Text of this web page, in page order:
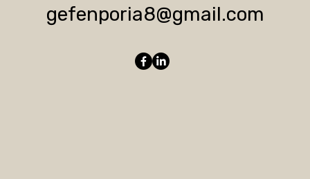
gefenporia8@gmail.com